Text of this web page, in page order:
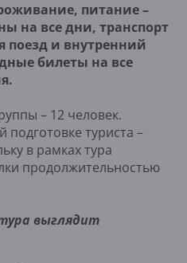
питание –
на все дни, транспорт
поезд и внутренний
билеты на все
– 12 человек.
подготовке туриста –
в рамках тура
продолжительностью
выглядит